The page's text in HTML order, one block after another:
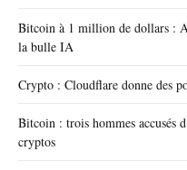
Bitcoin à 1 million de dollars :
la bulle IA
Crypto : Cloudflare donne des
Bitcoin : trois hommes accusés
cryptos